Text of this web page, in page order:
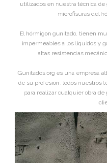
utilizados en nuestra técnica
microfisuras del
El hórmigon gunitado, tienen
impermeables a los líquidos y
altas resistencias
Gunitados.org es una empresa
de su profesión, todos nuestros
para realizar cualquier obra